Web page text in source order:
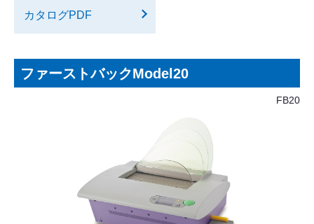
カタログPDF
ファーストバックModel20
FB20